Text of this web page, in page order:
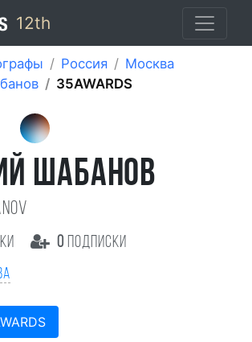
12th
Россия
Москва
35AWARDS
ШАБАНОВ
0 подписки